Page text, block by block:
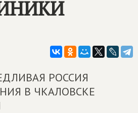
РОССИЯ
В ЧКАЛОВСКЕ